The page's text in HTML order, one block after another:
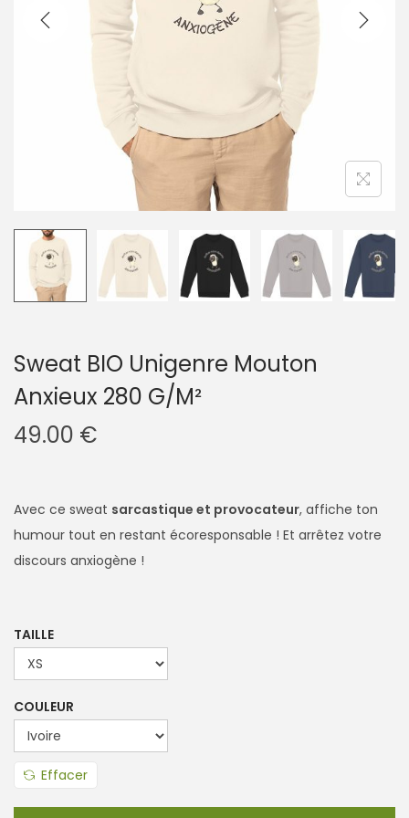
g
n
n
Sweat BIO Unigenre Mouton
Anxieux 280 G/M²
49.00 €
Avec ce sweat sarcastique et provocateur, affiche ton
humour tout en restant écoresponsable ! Et arrêtez votre
discours anxiogène !
TAILLE
COULEUR
Effacer